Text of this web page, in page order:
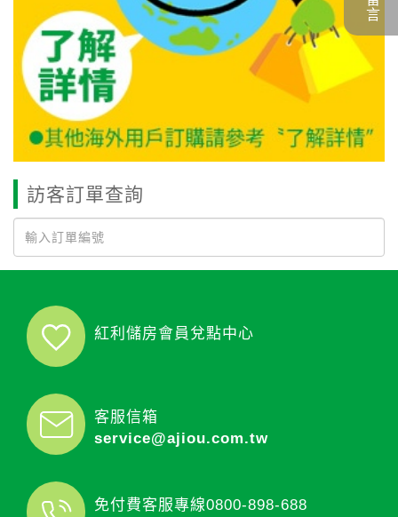
訪客訂單查詢
紅利儲房會員兌點中心
客服信箱
service@ajiou.com.tw
免付費客服專線0800-898-688